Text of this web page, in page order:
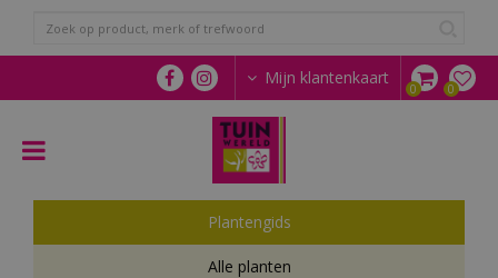
n
a
Mijn klantenkaart
Plantengids
Alle planten